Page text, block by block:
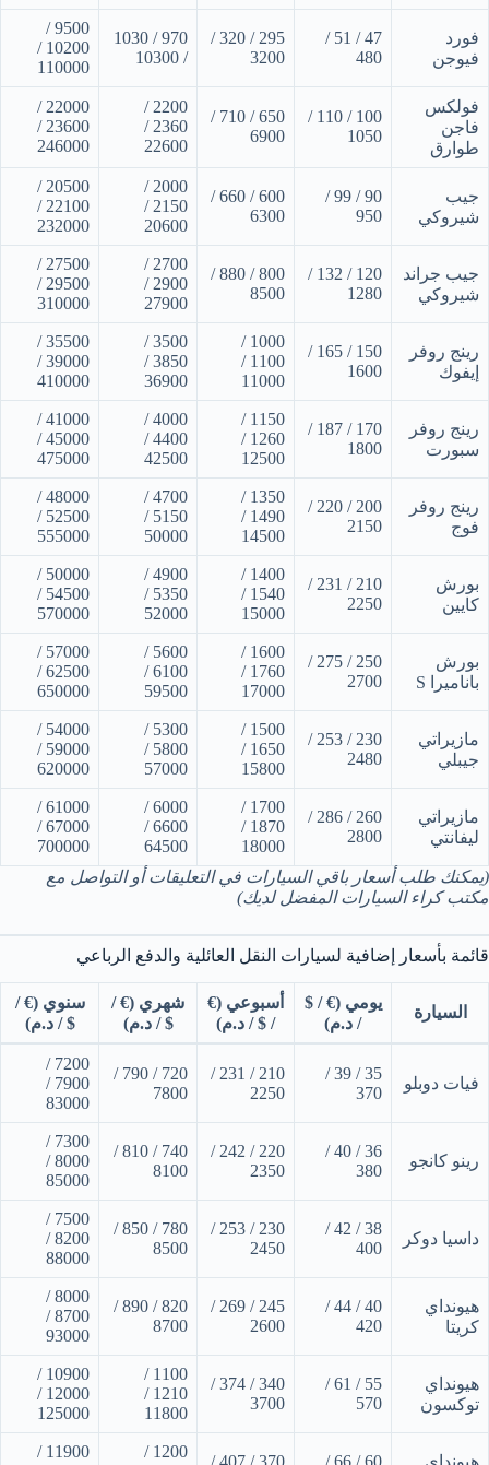
فورد
فيوجن
47 / 51 /
480
295 / 320 /
3200
970 / 1030
/ 10300
9500 /
10200 /
110000
فولكس
فاجن
طوارق
100 / 110 /
1050
650 / 710 /
6900
2200 /
2360 /
22600
22000 /
23600 /
246000
جيب
شيروكي
90 / 99 /
950
600 / 660 /
6300
2000 /
2150 /
20600
20500 /
22100 /
232000
جيب جراند
شيروكي
120 / 132 /
1280
800 / 880 /
8500
2700 /
2900 /
27900
27500 /
29500 /
310000
رينج روفر
إيفوك
150 / 165 /
1600
1000 /
1100 /
11000
3500 /
3850 /
36900
35500 /
39000 /
410000
رينج روفر
سبورت
170 / 187 /
1800
1150 /
1260 /
12500
4000 /
4400 /
42500
41000 /
45000 /
475000
رينج روفر
فوج
200 / 220 /
2150
1350 /
1490 /
14500
4700 /
5150 /
50000
48000 /
52500 /
555000
بورش
كايين
210 / 231 /
2250
1400 /
1540 /
15000
4900 /
5350 /
52000
50000 /
54500 /
570000
بورش
باناميرا S
250 / 275 /
2700
1600 /
1760 /
17000
5600 /
6100 /
59500
57000 /
62500 /
650000
مازيراتي
جيبلي
230 / 253 /
2480
1500 /
1650 /
15800
5300 /
5800 /
57000
54000 /
59000 /
620000
مازيراتي
ليفانتي
260 / 286 /
2800
1700 /
1870 /
18000
6000 /
6600 /
64500
61000 /
67000 /
700000
(يمكنك طلب أسعار باقي السيارات في التعليقات أو التواصل مع
مكتب كراء السيارات المفضل لديك)
قائمة بأسعار إضافية لسيارات النقل العائلية والدفع الرباعي
السيارة
يومي (€ / $
/ د.م)
أسبوعي (€
/ $ / د.م)
شهري (€ /
$ / د.م)
سنوي (€ /
$ / د.م)
فيات دوبلو
35 / 39 /
370
210 / 231 /
2250
720 / 790 /
7800
7200 /
7900 /
83000
رينو كانجو
36 / 40 /
380
220 / 242 /
2350
740 / 810 /
8100
7300 /
8000 /
85000
داسيا دوكر
38 / 42 /
400
230 / 253 /
2450
780 / 850 /
8500
7500 /
8200 /
88000
هيونداي
كريتا
40 / 44 /
420
245 / 269 /
2600
820 / 890 /
8700
8000 /
8700 /
93000
هيونداي
توكسون
55 / 61 /
570
340 / 374 /
3700
1100 /
1210 /
11800
10900 /
12000 /
125000
هيونداي
60 / 66 /
370 / 407 /
1200 /
11900 /